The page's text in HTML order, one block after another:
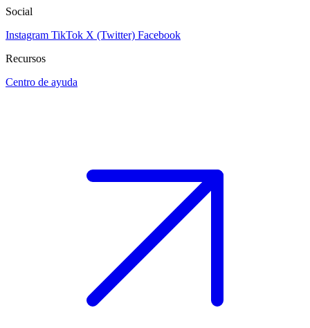
Social
Instagram TikTok X (Twitter) Facebook
Recursos
Centro de ayuda